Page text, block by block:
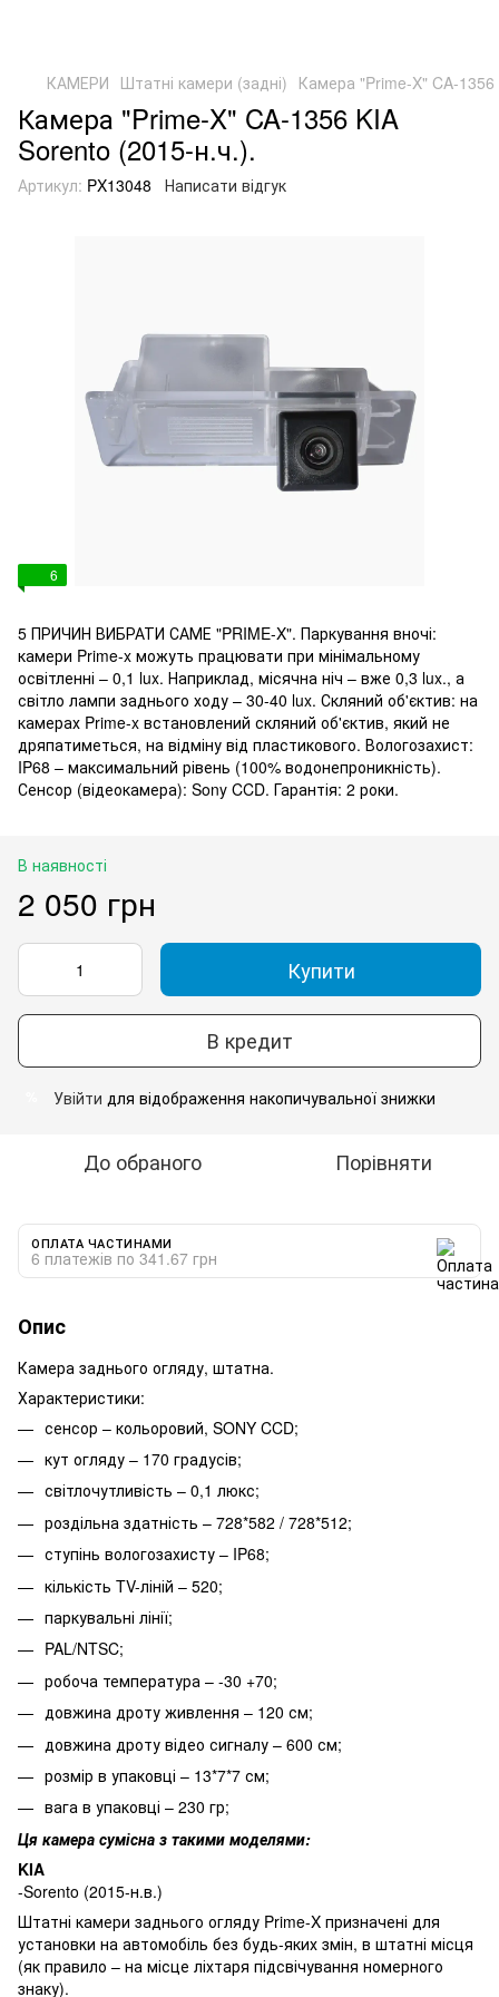
КАМЕРИ Штатні камери (задні) Камера "Prime-X" CA-
Камера "Prime-X" CA-1356 KIA
Sorento (2015-н.ч.).
Артикул: PX13048 Написати відгук
6
5 ПРИЧИН ВИБРАТИ САМЕ "PRIME-X". Паркування вночі:
камери Prime-x можуть працювати при мінімальному
освітленні – 0,1 lux. Наприклад, місячна ніч – вже 0,3 lux., а
світло лампи заднього ходу – 30-40 lux. Скляний об'єктив: на
камерах Prime-x встановлений скляний об'єктив, який не
дряпатиметься, на відміну від пластикового. Вологозахист:
IP68 – максимальний рівень (100% водонепроникність).
Сенсор (відеокамера): Sony CCD. Гарантія: 2 роки.
В наявності
2 050 грн
Купити
В кредит
Увійти для відображення накопичувальної знижки
До обраного Порівняти
ОПЛАТА ЧАСТИНАМИ
6 платежів по 341.67 грн
Опис
Камера заднього огляду, штатна.
Характеристики:
сенсор – кольоровий, SONY CCD;
кут огляду – 170 градусів;
світлочутливість – 0,1 люкс;
роздільна здатність – 728*582 / 728*512;
ступінь вологозахисту – IP68;
кількість TV-ліній – 520;
паркувальні лінії;
PAL/NTSC;
робоча температура – -30 +70;
довжина дроту живлення – 120 см;
довжина дроту відео сигналу – 600 см;
розмір в упаковці – 13*7*7 см;
вага в упаковці – 230 гр;
Ця камера сумісна з такими моделями:
KIA
-Sorento (2015-н.в.)
Штатні камери заднього огляду Prime-X призначені для
установки на автомобіль без будь-яких змін, в штатні місця
(як правило – на місце ліхтаря підсвічування номерного
знаку).